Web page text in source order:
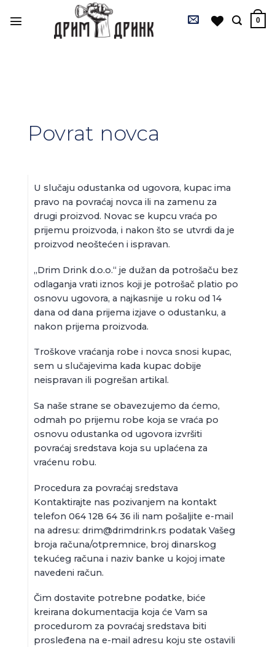
0
Povrat novca
U slučaju odustanka od ugovora, kupac ima
pravo na povraćaj novca ili na zamenu za
drugi proizvod. Novac se kupcu vraća po
prijemu proizvoda, i nakon što se utvrdi da je
proizvod neoštećen i ispravan.
„Drim Drink d.o.o.“ je dužan da potrošaču bez
odlaganja vrati iznos koji je potrošač platio po
osnovu ugovora, a najkasnije u roku od 14
dana od dana prijema izjave o odustanku, a
nakon prijema proizvoda.
Troškove vraćanja robe i novca snosi kupac,
sem u slučajevima kada kupac dobije
neispravan ili pogrešan artikal.
Sa naše strane se obavezujemo da ćemo,
odmah po prijemu robe koja se vraća po
osnovu odustanka od ugovora izvršiti
povraćaj sredstava koja su uplaćena za
vraćenu robu.
Procedura za povraćaj sredstava
Kontaktirajte nas pozivanjem na kontakt
telefon 064 128 64 36 ili nam pošaljite e-mail
na adresu: drim@drimdrink.rs podatak Vašeg
broja računa/otpremnice, broj dinarskog
tekućeg računa i naziv banke u kojoj imate
navedeni račun.
Čim dostavite potrebne podatke, biće
kreirana dokumentacija koja će Vam sa
procedurom za povraćaj sredstava biti
prosleđena na e-mail adresu koju ste ostavili